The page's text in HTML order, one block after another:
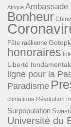
Afrique
Bonheur Chine
Fête raélienne
honoraires
Liberté
ligne pour la
Paradisme
climatique Révolution
Surpopulation
Université du